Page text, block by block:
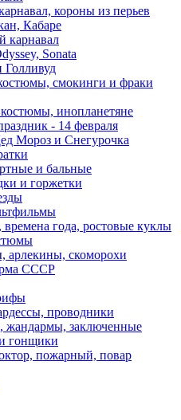
короны из перьев
Кабаре
карнавал
Sonata
смокинги и фраки
инопланетяне
- 14 февраля
Мороз и Снегурочка
и бальные
и горжетки
года, ростовые куклы
арлекины, скоморохи
СССР
проводники
жандармы, заключенные
гонщики
пожарный, повар